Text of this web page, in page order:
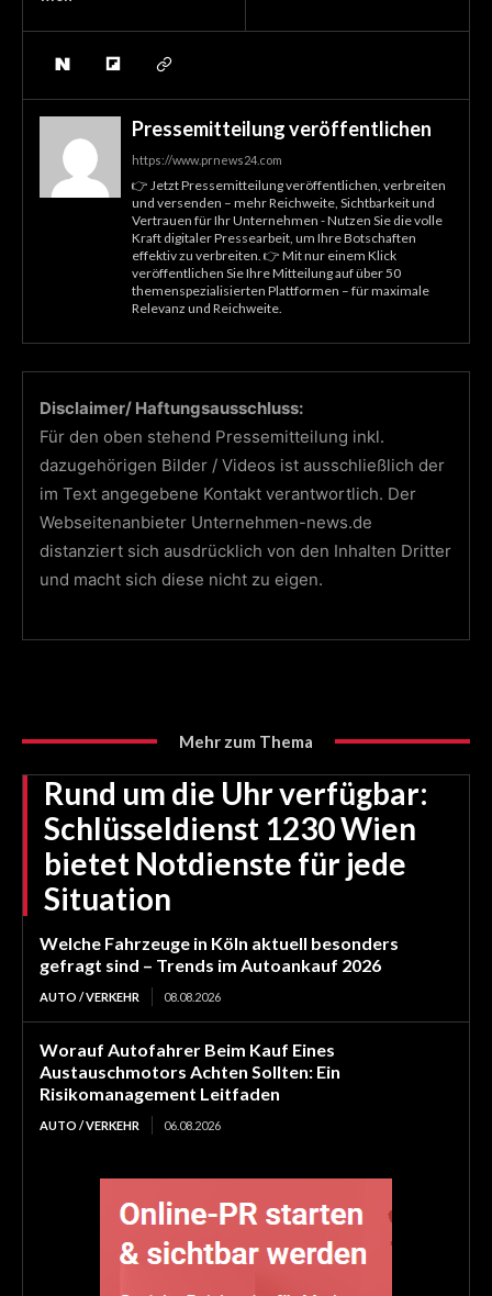
Pressemitteilung veröffentlichen
https://www.prnews24.com
👉 Jetzt Pressemitteilung veröffentlichen, verbreiten
und versenden – mehr Reichweite, Sichtbarkeit und
Vertrauen für Ihr Unternehmen - Nutzen Sie die volle
Kraft digitaler Pressearbeit, um Ihre Botschaften
effektiv zu verbreiten. 👉 Mit nur einem Klick
veröffentlichen Sie Ihre Mitteilung auf über 50
themenspezialisierten Plattformen – für maximale
Relevanz und Reichweite.
Disclaimer/ Haftungsausschluss:
Für den oben stehend Pressemitteilung inkl.
dazugehörigen Bilder / Videos ist ausschließlich der
im Text angegebene Kontakt verantwortlich. Der
Webseitenanbieter Unternehmen-news.de
distanziert sich ausdrücklich von den Inhalten Dritter
und macht sich diese nicht zu eigen.
Mehr zum Thema
Rund um die Uhr verfügbar:
Schlüsseldienst 1230 Wien
bietet Notdienste für jede
Situation
Welche Fahrzeuge in Köln aktuell besonders
gefragt sind – Trends im Autoankauf 2026
AUTO / VERKEHR 08.08.2026
Worauf Autofahrer Beim Kauf Eines
Austauschmotors Achten Sollten: Ein
Risikomanagement Leitfaden
AUTO / VERKEHR 06.08.2026